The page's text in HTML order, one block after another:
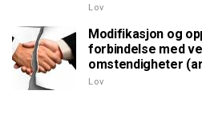
Lov
Modifikasjon og
forbindelse med
omstendigheter
Lov